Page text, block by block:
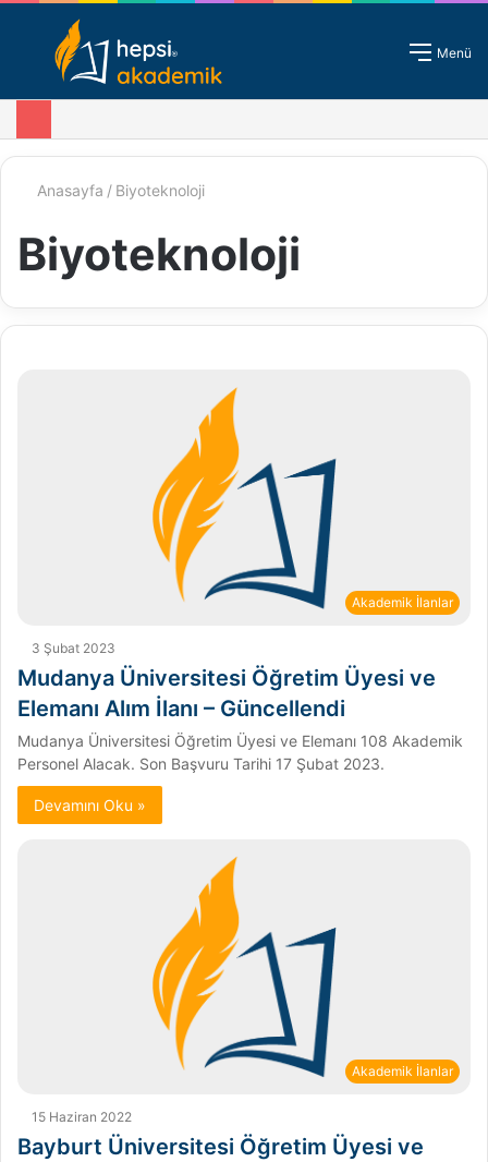
Giriş - Kayıt Menü
Anasayfa / Biyoteknoloji
Biyoteknoloji
Akademik İlanlar
3 Şubat 2023
Mudanya Üniversitesi Öğretim Üyesi ve
Elemanı Alım İlanı – Güncellendi
Mudanya Üniversitesi Öğretim Üyesi ve Elemanı 108 Akademik
Personel Alacak. Son Başvuru Tarihi 17 Şubat 2023.
Devamını Oku »
Akademik İlanlar
15 Haziran 2022
Bayburt Üniversitesi Öğretim Üyesi ve